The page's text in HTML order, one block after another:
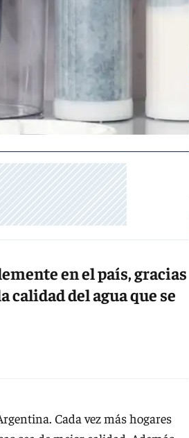
en el país, gracias
calidad del agua que se
Cada vez más hogares